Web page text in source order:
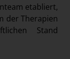
etabliert,
der Therapien
Stand